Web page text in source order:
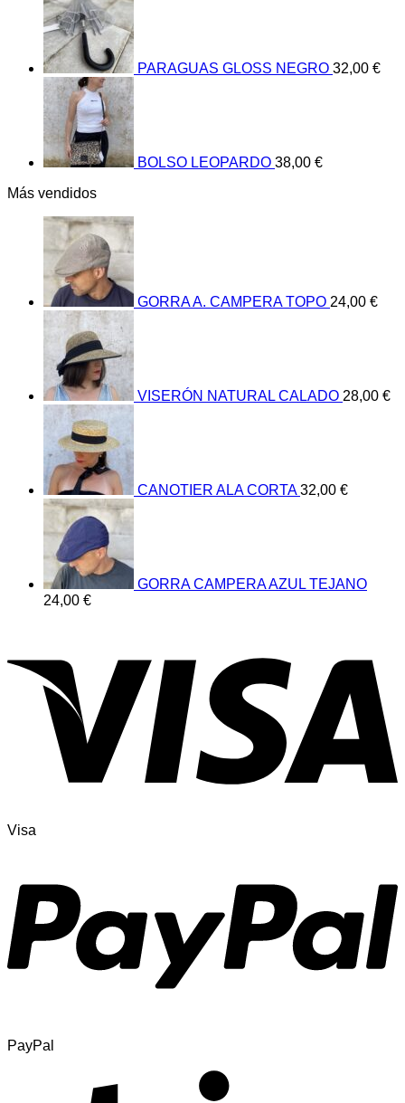
PARAGUAS GLOSS NEGRO 32,00 €
BOLSO LEOPARDO 38,00 €
Más vendidos
GORRA A. CAMPERA TOPO 24,00 €
VISERÓN NATURAL CALADO 28,00 €
CANOTIER ALA CORTA 32,00 €
GORRA CAMPERA AZUL TEJANO
24,00 €
Visa
PayPal